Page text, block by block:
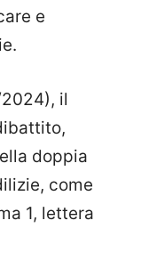
e
il
doppia
come
1, lettera